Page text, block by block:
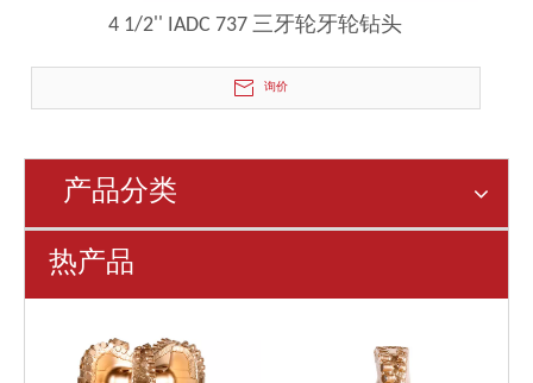
4 1/2'' IADC 737 三牙轮牙轮钻头
询价
产品分类
热产品